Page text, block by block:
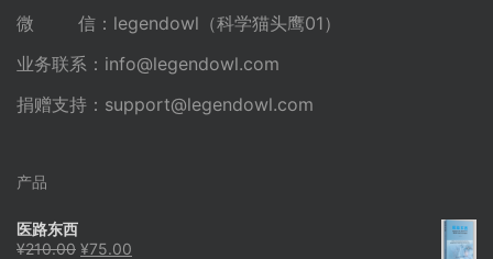
微 信：legendowl（科学猫头鹰01）
业务联系： info@legendowl.com
捐赠支持： support@legendowl.com
产品
医路东西
¥210.00 原
¥75.00